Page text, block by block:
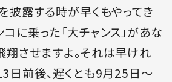
披露する時が早くもやってき
に乗った「大チャンス」があな
翔させますよ。それは早けれ
日前後、遅くとも9月25日～